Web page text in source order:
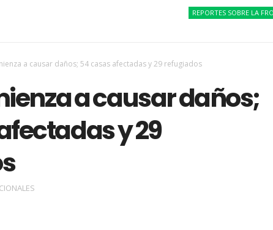
REPORTES SOBRE LA FRONTERA
a causar daños; 54 casas afectadas y 29 refugiados
a causar daños;
y 29